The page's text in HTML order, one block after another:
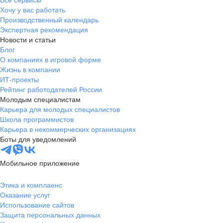
Погружайся в работу с первых дней вместе с
наставником.
Становись частичкой дружной in-house команды,
которая сама пишет код. Ведь мы это делаем для
себя
Предлагай варианты по улучшению продукта и
внедрению новых технологий. В небольшой
команде мы слышим друг друга, поддерживаем и
обязательно поможем воплотить в жизнь крутую
идею.
ПРЕОДОЛЕНИЕ
Будь лучше себя вчерашнего. Не бойся изучать и
пробовать новое, даже если сложно, трудно и
корпоративный транспорт от м. Парнас и
обратно
Человек в приоритете
Компенсация
за использование личного
оборудования
Фиксированный оклад
гарантированные премии
УДОБНЫЙ ФОРМАТ РАБОТЫ
Работа в офисе
Хочу у вас работать
Производственный календарь
Экспертная рекомендация
Новости и статьи
Блог
О компаниях в игровой форме
Жизнь в компании
ИТ-проекты
Рейтинг работодателей России
Молодым специалистам
Карьера для молодых специалистов
Школа программистов
Карьера в некоммерческих организациях
Боты для уведомлений
Мобильное приложение
Этика и комплаенс
Оказание услуг
Использование сайтов
Защита персональных данных